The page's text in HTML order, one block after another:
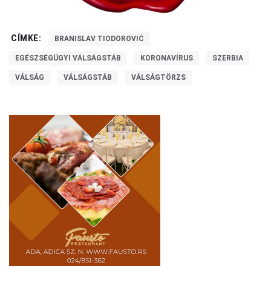
CÍMKE: BRANISLAV TIODOROVIĆ
EGÉSZSÉGÜGYI VÁLSÁGSTÁB KORONAVÍRUS SZERBIA
VÁLSÁG VÁLSÁGSTÁB VÁLSÁGTÖRZS